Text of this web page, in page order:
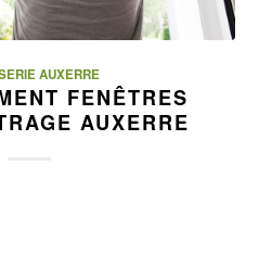
AUXERRE
FENÊTRES
AUXERRE